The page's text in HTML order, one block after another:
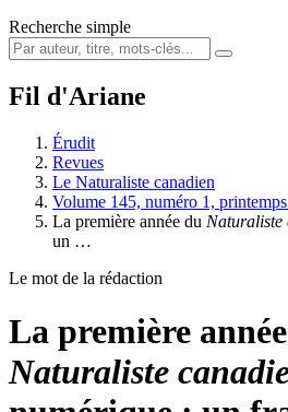
Recherche simple
Fil d'Ariane
Érudit
Revues
Le Naturaliste canadien
Volume 145, numéro 1,
La première année du Naturaliste
un …
Le mot de la rédaction
La première
Naturaliste